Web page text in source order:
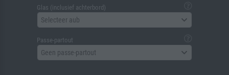
Glas (inclusief achterbord)
Selecteer aub
Passe-partout
Geen passe-partout